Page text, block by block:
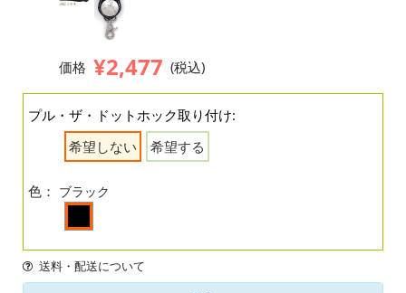
価格 ¥2,477 (税込)
プル・ザ・ドットホック取り付け:
希望しない
希望する
色： ブラック
送料・配送について